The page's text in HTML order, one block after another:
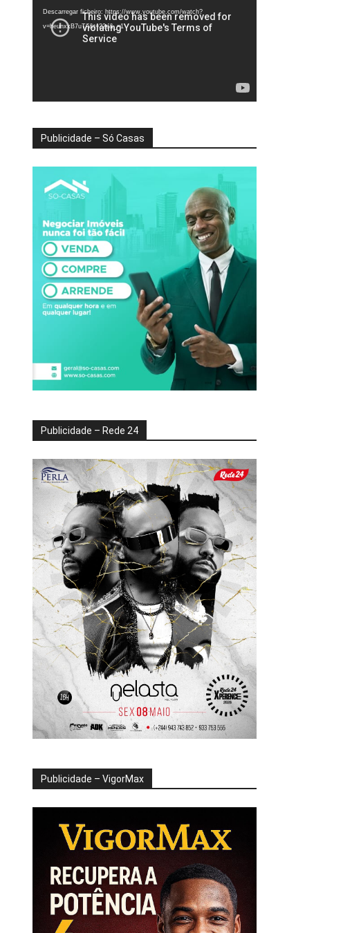
vídeo
Descarregar ficheiro: https://www.youtube.com/watch?
v=heunxxB7uTA&t=22s&_=1
Publicidade – Só Casas
Publicidade – Rede 24
Publicidade – VigorMax